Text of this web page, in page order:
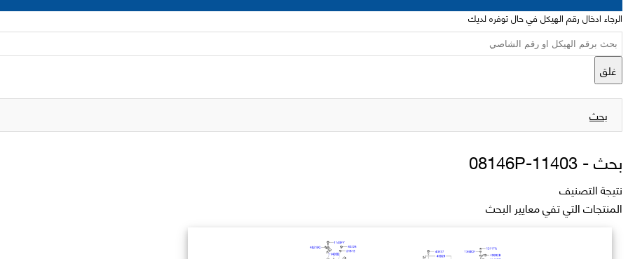
الرجاء ادخال رقم الهيكل في حال توفره لديك
غلق
بحث
بحث -11403-08146P
نتيجة التصنيف
المنتجات التي تفي معايير البحث